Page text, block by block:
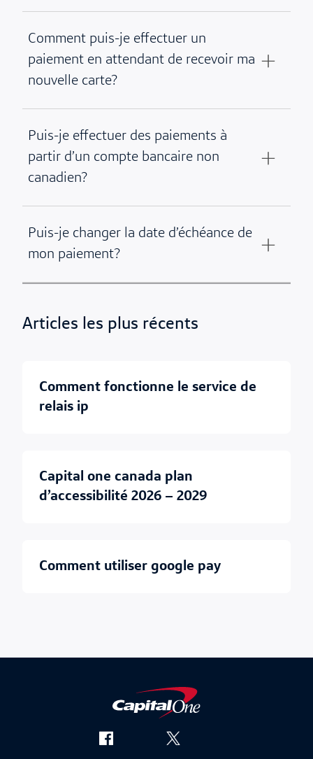
Comment puis-je effectuer un
paiement en attendant de recevoir ma
nouvelle carte?
Puis-je effectuer des paiements à
partir d’un compte bancaire non
canadien?
Puis-je changer la date d’échéance de
mon paiement?
Articles les plus récents
comment fonctionne le service de
relais ip
capital one canada plan
d’accessibilité 2026 – 2029
comment utiliser google pay